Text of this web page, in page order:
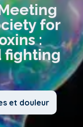
for
:
fighting
et douleur